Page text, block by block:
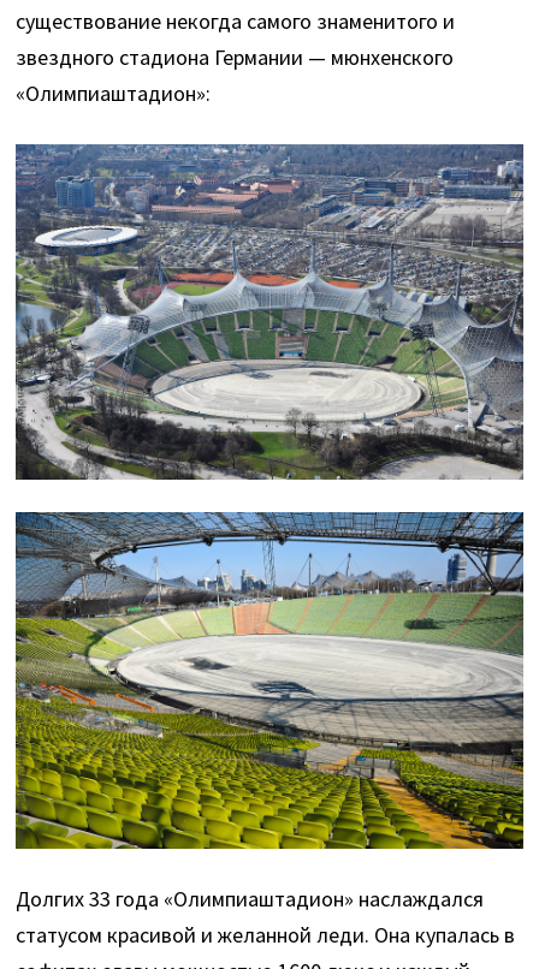
существование некогда самого знаменитого и
звездного стадиона Германии — мюнхенского
«Олимпиаштадион»:
Долгих 33 года «Олимпиаштадион» наслаждался
статусом красивой и желанной леди. Она купалась в